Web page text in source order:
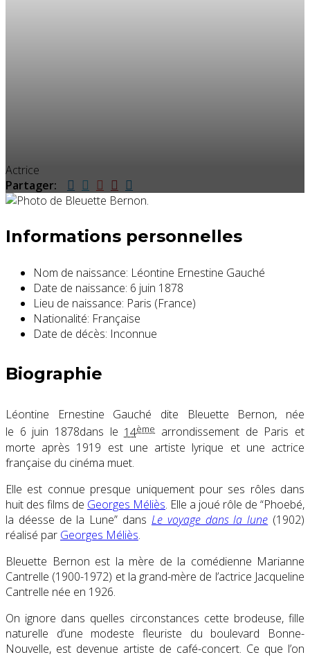
Actrice
Partager:
Informations personnelles
Nom de naissance: Léontine Ernestine Gauché
Date de naissance: 6 juin 1878
Lieu de naissance: Paris (France)
Nationalité: Française
Date de décès: Inconnue
Biographie
Léontine Ernestine Gauché dite Bleuette Bernon, née
le 6 juin 1878dans le 14ème arrondissement de Paris et
morte après 1919 est une artiste lyrique et une actrice
française du cinéma muet.
Elle est connue presque uniquement pour ses rôles dans
huit des films de Georges Méliès. Elle a joué rôle de “Phoebé,
la déesse de la Lune” dans Le voyage dans la lune (1902)
réalisé par Georges Méliès.
Bleuette Bernon est la mère de la comédienne Marianne
Cantrelle (1900-1972) et la grand-mère de l’actrice Jacqueline
Cantrelle née en 1926.
On ignore dans quelles circonstances cette brodeuse, fille
naturelle d’une modeste fleuriste du boulevard Bonne-
Nouvelle, est devenue artiste de café-concert. Ce que l’on